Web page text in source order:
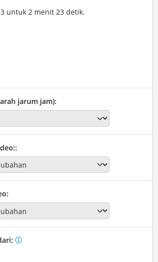
untuk 2 menit 23 detik.
jarum jam):